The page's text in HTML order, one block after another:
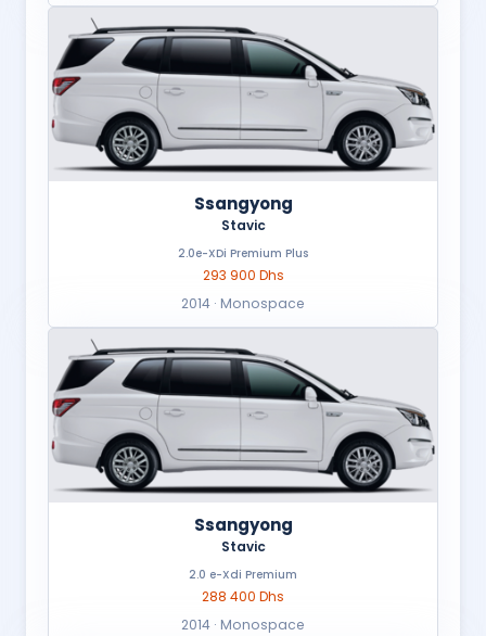
Ssangyong
Stavic
2.0e-XDi Premium Plus
293 900 Dhs
2014 · Monospace
Ssangyong
Stavic
2.0 e-Xdi Premium
288 400 Dhs
2014 · Monospace